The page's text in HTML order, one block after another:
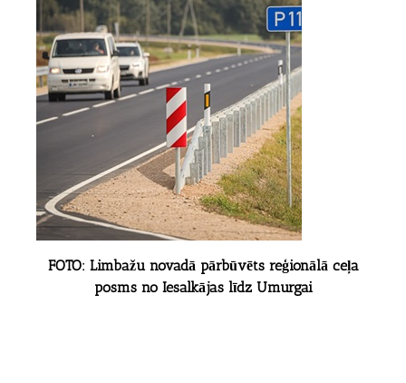
FOTO: Limbažu novadā pārbūvēts reģionālā ceļa
posms no Iesalkājas līdz Umurgai